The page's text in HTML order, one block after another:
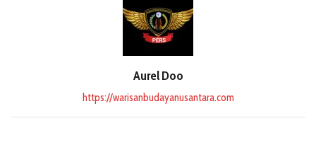
Aurel Doo
https://warisanbudayanusantara.com